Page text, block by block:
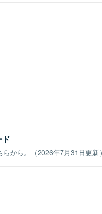
ド
から。（2026年7月31日更新）